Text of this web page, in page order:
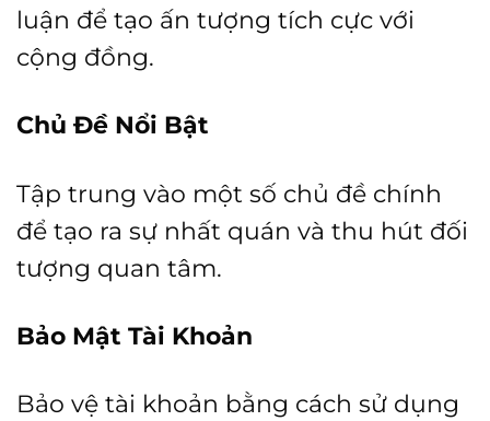
luận để tạo ấn tượng tích cực với
cộng đồng.
Chủ Đề Nổi Bật
Tập trung vào một số chủ đề chính
để tạo ra sự nhất quán và thu hút đối
tượng quan tâm.
Bảo Mật Tài Khoản
Bảo vệ tài khoản bằng cách sử dụng